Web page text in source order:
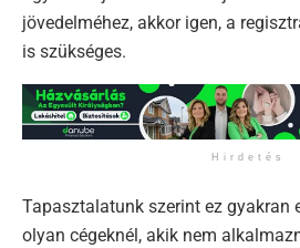
jövedelméhez, akkor igen, a
is szükséges.
Hirdetés
Tapasztalatunk szerint ez gyakran
olyan cégeknél, akik nem